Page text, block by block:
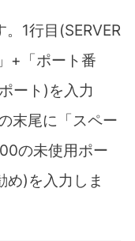
1行目 (SERVER
+ 「ポート番
ート )を入力
末尾に「スペー
の未使用ポー
め)を入力しま